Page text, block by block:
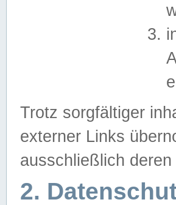
Trotz sorgfältiger
externer Links
ausschließlich
2.